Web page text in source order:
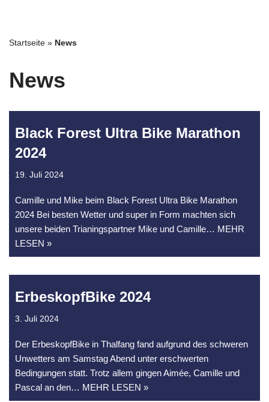
Inhalt
Startseite » News
News
Black Forest Ultra Bike Marathon
2024
19. Juli 2024
Camille und Mike beim Black Forest Ultra Bike Marathon
2024 Bei besten Wetter und super in Form machten sich
unsere beiden Trianingspartner Mike und Camille… MEHR
LESEN »
ErbeskopfBike 2024
3. Juli 2024
Der ErbeskopfBike in Thalfang fand aufgrund des schweren
Unwetters am Samstag Abend unter erschwerten
Bedingungen statt. Trotz allem gingen Aimée, Camille und
Pascal an den… MEHR LESEN »